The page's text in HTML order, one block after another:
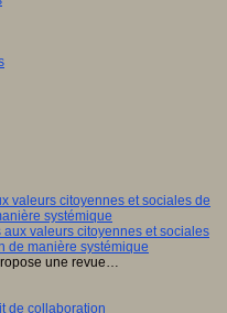
valeurs citoyennes et sociales de
systémique
une revue…
de collaboration